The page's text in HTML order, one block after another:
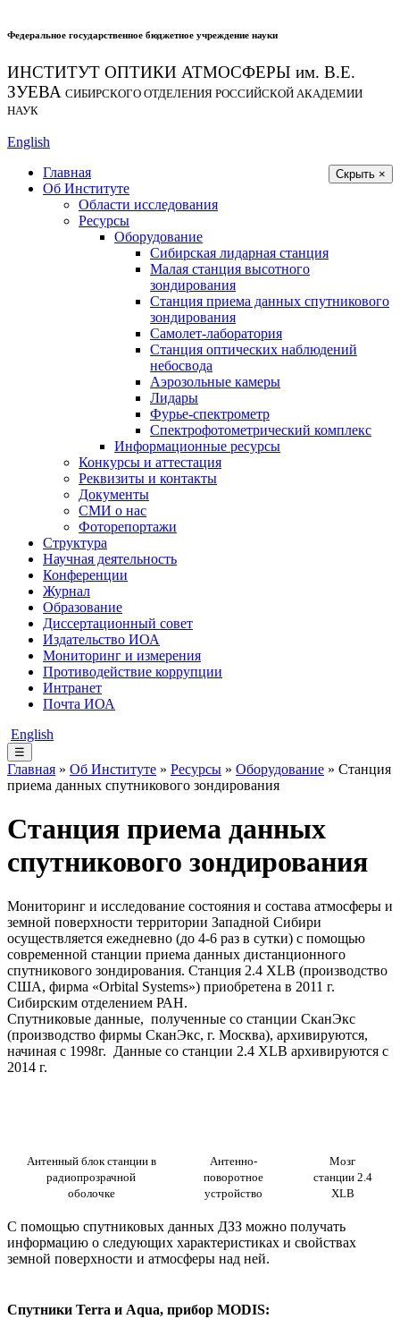
Федеральное государственное бюджетное учреждение науки
ИНСТИТУТ ОПТИКИ АТМОСФЕРЫ им. В.Е.
ЗУЕВА СИБИРСКОГО ОТДЕЛЕНИЯ РОССИЙСКОЙ АКАДЕМИИ
НАУК
English
Скрыть ×
Главная
Об Институте
Области исследования
Ресурсы
Оборудование
Сибирская лидарная станция
Малая станция высотного
зондирования
Станция приема данных спутникового
зондирования
Самолет-лаборатория
Станция оптических наблюдений
небосвода
Аэрозольные камеры
Лидары
Фурье-спектрометр
Спектрофотометрический комплекс
Информационные ресурсы
Конкурсы и аттестация
Реквизиты и контакты
Документы
СМИ о нас
Фоторепортажи
Структура
Научная деятельность
Конференции
Журнал
Образование
Диссертационный совет
Издательство ИОА
Мониторинг и измерения
Противодействие коррупции
Интранет
Почта ИОА
English
☰
Главная » Об Институте » Ресурсы » Оборудование » Станция
приема данных спутникового зондирования
Станция приема данных
спутникового зондирования
Мониторинг и исследование состояния и состава атмосферы и
земной поверхности территории Западной Сибири
осуществляется ежедневно (до 4-6 раз в сутки) с помощью
современной станции приема данных дистанционного
спутникового зондирования. Станция 2.4 XLB (производство
США, фирма «Orbital Systems») приобретена в 2011 г.
Сибирским отделением РАН.
Спутниковые данные, полученные со станции СканЭкс
(производство фирмы СканЭкс, г. Москва), архивируются,
начиная с 1998г. Данные со станции 2.4 XLB архивируются с
2014 г.
Антенный блок станции в
радиопрозрачной
оболочке
Антенно-
поворотное
устройство
Мозг
станции 2.4
XLB
С помощью спутниковых данных ДЗЗ можно получать
информацию о следующих характеристиках и свойствах
земной поверхности и атмосферы над ней.
Спутники Terra и Aqua, прибор MODIS: